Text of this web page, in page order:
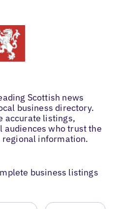
Scottish news
business directory.
accurate listings,
audiences who trust the
information.
business listings